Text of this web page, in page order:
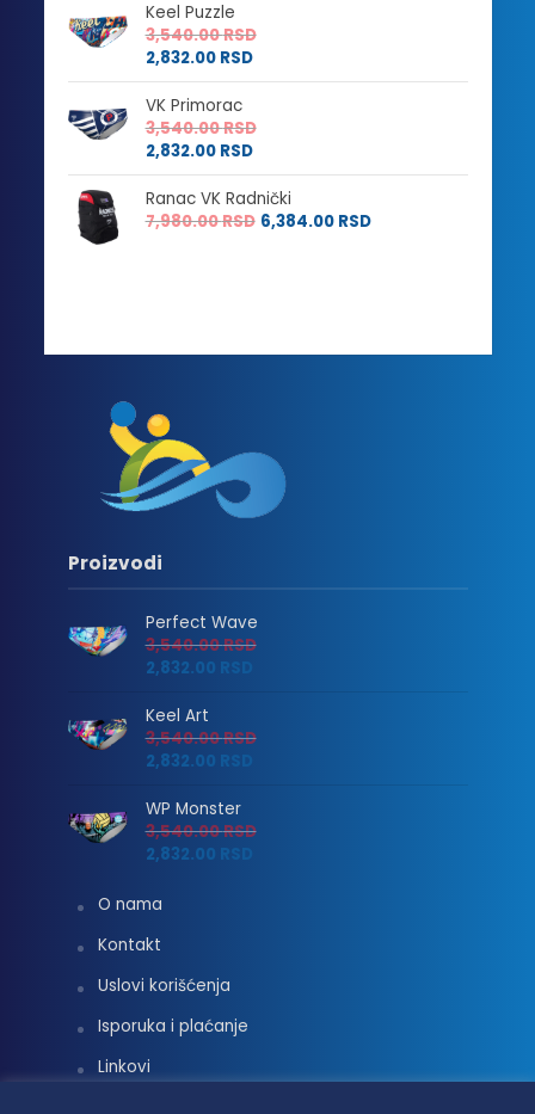
Keel Puzzle
3,540.00RSD
2,832.00 RSD
VK Primorac
3,540.00RSD
2,832.00 RSD
Ranac VK Radnički
7,980.00RSD 6,384.00 RSD
Proizvodi
Perfect Wave
3,540.00RSD
2,832.00 RSD
Keel Art
3,540.00RSD
2,832.00 RSD
WP Monster
3,540.00RSD
2,832.00 RSD
O nama
Kontakt
Uslovi korišćenja
Isporuka i plaćanje
Linkovi